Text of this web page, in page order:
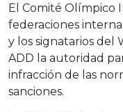
El Comité Olímpico
federaciones
y los signatarios del
ADD la autoridad
infracción de las
sanciones.